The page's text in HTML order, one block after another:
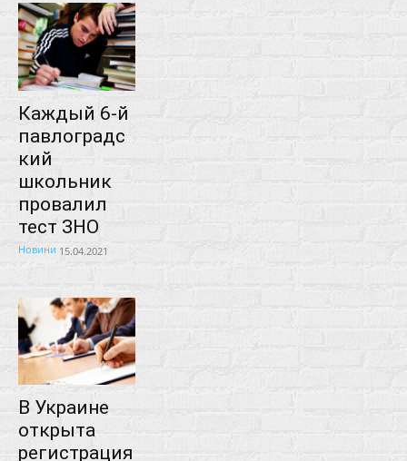
Каждый 6-й
павлоградс
кий
школьник
провалил
тест ЗНО
Новини 15.04.2021
В Украине
открыта
регистрация